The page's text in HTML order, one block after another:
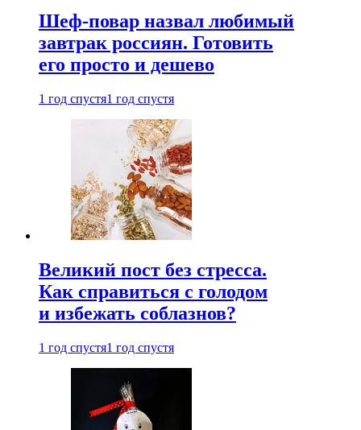
Шеф-повар назвал любимый
завтрак россиян. Готовить
его просто и дешево
1 год спустя1 год спустя
Великий пост без стресса.
Как справиться с голодом
и избежать соблазнов?
1 год спустя1 год спустя